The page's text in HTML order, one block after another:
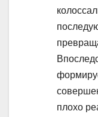
плохо